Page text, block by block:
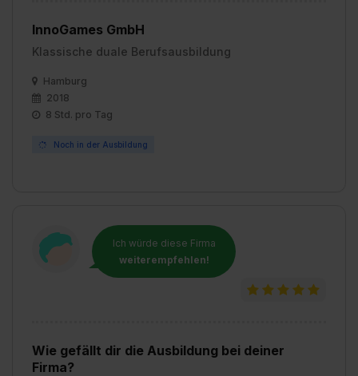
InnoGames GmbH
Klassische duale Berufsausbildung
Hamburg
2018
8 Std. pro Tag
Noch in der Ausbildung
Ich würde diese Firma
weiterempfehlen!
Wie gefällt dir die Ausbildung bei deiner
Firma?